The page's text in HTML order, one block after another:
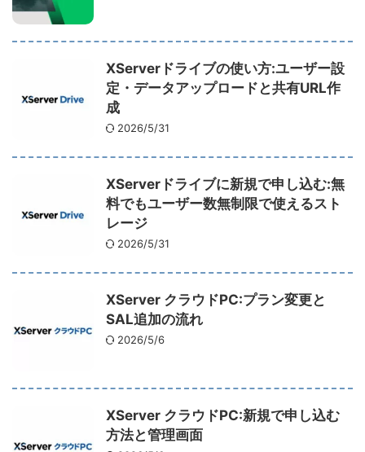
XServerドライブの使い方:ユーザー設
定・データアップロードと共有URL作
成
2026/5/31
XServerドライブに新規で申し込む:無
料でもユーザー数無制限で使えるスト
レージ
2026/5/31
XServer クラウドPC:プラン変更と
SAL追加の流れ
2026/5/6
XServer クラウドPC:新規で申し込む
方法と管理画面